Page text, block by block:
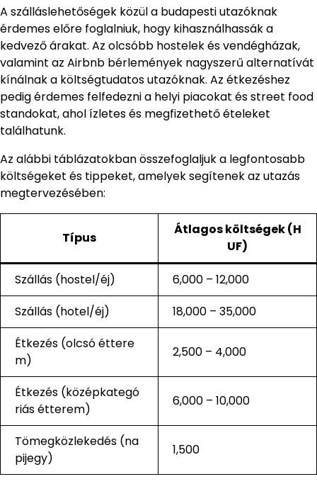
A szálláslehetőségek közül a budapesti utazóknak
érdemes előre foglalniuk, hogy kihasználhassák a
kedvező árakat. Az olcsóbb hostelek és vendégházak,
valamint az Airbnb bérlemények nagyszerű alternatívát
kínálnak a költségtudatos utazóknak. Az étkezéshez
pedig érdemes felfedezni a helyi piacokat és street food
standokat, ahol ízletes és megfizethető ételeket
találhatunk.
Az alábbi táblázatokban összefoglaljuk a legfontosabb
költségeket és tippeket, amelyek segítenek az utazás
megtervezésében:
Típus
Átlagos költségek (H
UF)
Szállás (hostel/éj)
6,000 – 12,000
Szállás (hotel/éj)
18,000 – 35,000
Étkezés (olcsó éttere
m)
2,500 – 4,000
Étkezés (középkategó
riás étterem)
6,000 – 10,000
Tömegközlekedés (na
pijegy)
1,500